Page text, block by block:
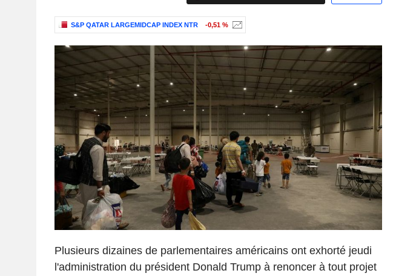
S&P QATAR LARGEMIDCAP INDEX NTR -0,51 %
Plusieurs dizaines de parlementaires américains ont exhorté jeudi
l'administration du président Donald Trump à renoncer à tout projet